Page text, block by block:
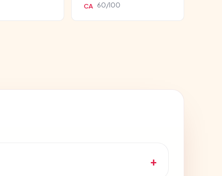
CA 60/100